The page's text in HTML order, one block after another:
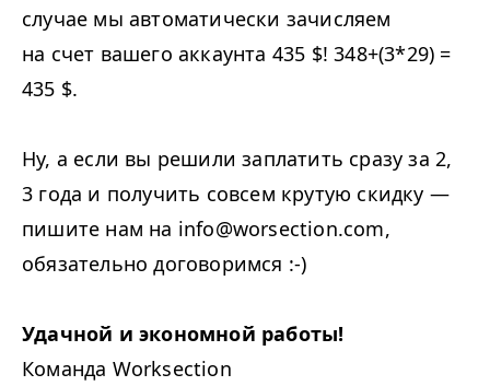
случае мы автоматически зачисляем
на счет вашего аккаунта 435 $! 348+(3*29) =
435 $.
Ну, а если вы решили заплатить сразу за 2,
3 года и получить совсем крутую скидку —
пишите нам на info@worsection.com,
обязательно договоримся :-)
Удачной и экономной работы!
Команда Worksection